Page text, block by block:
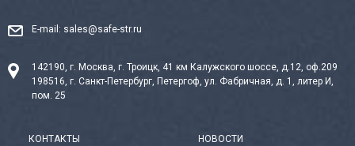
E-mail: sales@safe-str.ru
142190, г. Москва, г. Троицк, 41 км Калужского шоссе, д.12, оф.209
198516, г. Санкт-Петербург, Петергоф, ул. Фабричная, д. 1, литер И,
пом. 25
КОНТАКТЫ НОВОСТИ